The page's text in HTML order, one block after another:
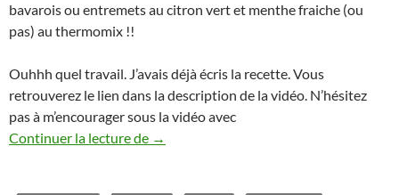
bavarois ou entremets au citron vert et menthe fraiche (ou
pas) au thermomix !!
Ouhhh quel travail. J’avais déjà écris la recette. Vous
retrouverez le lien dans la description de la vidéo. N’hésitez
pas à m’encourager sous la vidéo avec
Continuer la lecture de Bavarois citron vert et menthe au
→